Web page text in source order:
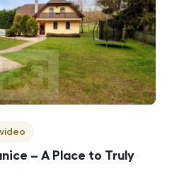
– A Place to Truly